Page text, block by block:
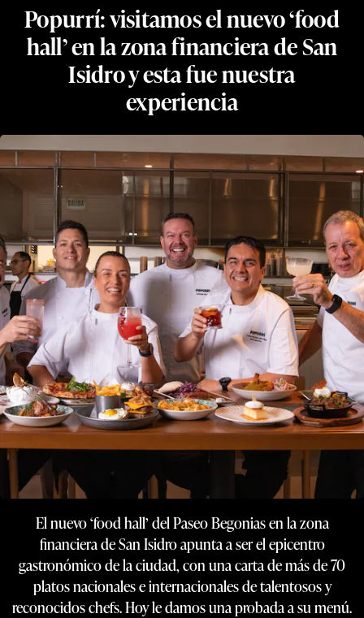
Popurrí: visitamos el nuevo ‘food
hall’ en la zona financiera de San
Isidro y esta fue nuestra
experiencia
El nuevo ‘food hall’ del Paseo Begonias en la zona
financiera de San Isidro apunta a ser el epicentro
gastronómico de la ciudad, con una carta de más de 70
platos nacionales e internacionales de talentosos y
reconocidos chefs. Hoy le damos una probada a su menú.